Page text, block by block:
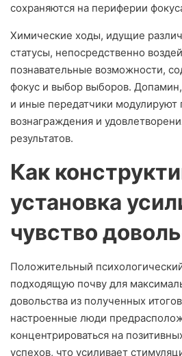
сохраняются на периферии
Химические ходы, идущие
статусы, непосредственно
познавательные возможности,
фокус и выбор выборов.
и иные передатчики модулируют
вознаграждения и
результатов.
Как
установка
чувство
Положительный
подходящую почву для
довольства из полученных
настроенные люди
концентрироваться на
успехов, что усиливает